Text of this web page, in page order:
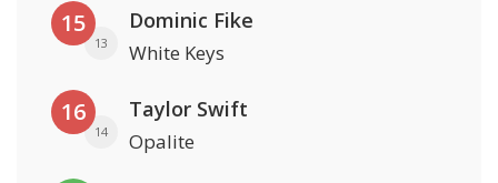
15
13
Dominic Fike
White Keys
16
14
Taylor Swift
Opalite